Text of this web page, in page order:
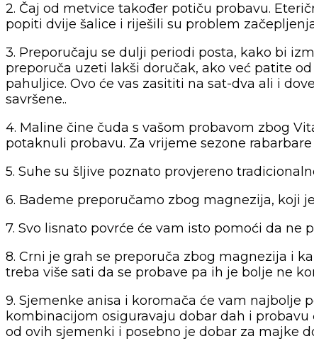
2. Čaj od metvice također potiču probavu.
popiti dvije šalice i riješili su problem
3. Preporučaju se dulji periodi posta, kako bi
preporuča uzeti lakši doručak, ako već patite
pahuljice. Ovo će vas zasititi na sat-dva ali i
savršene..
4. Maline čine čuda s vašom probavom zbog
potaknuli probavu. Za vrijeme sezone
5. Suhe su šljive poznato provjereno
6. Bademe preporučamo zbog magnezija, koji
7. Svo lisnato povrće će vam isto pomoći da
8. Crni je grah se preporuča zbog magnezija i
treba više sati da se probave pa ih je bolje ne
9. Sjemenke anisa i koromača će vam najbolje
kombinacijom osiguravaju dobar dah i probavu
od ovih sjemenki i posebno je dobar za majke